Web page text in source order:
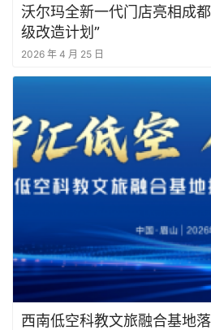
沃尔玛全新一代门店亮相成
级改造计划”
2026 年 4 月 25 日
西南低空科教文旅融合基地